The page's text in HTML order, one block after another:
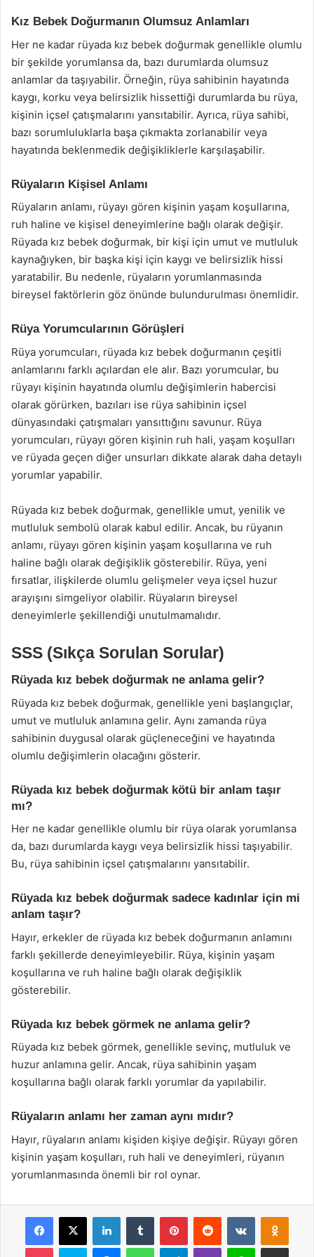
Kız Bebek Doğurmanın Olumsuz Anlamları
Her ne kadar rüyada kız bebek doğurmak genellikle olumlu
bir şekilde yorumlansa da, bazı durumlarda olumsuz
anlamlar da taşıyabilir. Örneğin, rüya sahibinin hayatında
kaygı, korku veya belirsizlik hissettiği durumlarda bu rüya,
kişinin içsel çatışmalarını yansıtabilir. Ayrıca, rüya sahibi,
bazı sorumluluklarla başa çıkmakta zorlanabilir veya
hayatında beklenmedik değişikliklerle karşılaşabilir.
Rüyaların Kişisel Anlamı
Rüyaların anlamı, rüyayı gören kişinin yaşam koşullarına,
ruh haline ve kişisel deneyimlerine bağlı olarak değişir.
Rüyada kız bebek doğurmak, bir kişi için umut ve mutluluk
kaynağıyken, bir başka kişi için kaygı ve belirsizlik hissi
yaratabilir. Bu nedenle, rüyaların yorumlanmasında
bireysel faktörlerin göz önünde bulundurulması önemlidir.
Rüya Yorumcularının Görüşleri
Rüya yorumcuları, rüyada kız bebek doğurmanın çeşitli
anlamlarını farklı açılardan ele alır. Bazı yorumcular, bu
rüyayı kişinin hayatında olumlu değişimlerin habercisi
olarak görürken, bazıları ise rüya sahibinin içsel
dünyasındaki çatışmaları yansıttığını savunur. Rüya
yorumcuları, rüyayı gören kişinin ruh hali, yaşam koşulları
ve rüyada geçen diğer unsurları dikkate alarak daha detaylı
yorumlar yapabilir.
Rüyada kız bebek doğurmak, genellikle umut, yenilik ve
mutluluk sembolü olarak kabul edilir. Ancak, bu rüyanın
anlamı, rüyayı gören kişinin yaşam koşullarına ve ruh
haline bağlı olarak değişiklik gösterebilir. Rüya, yeni
fırsatlar, ilişkilerde olumlu gelişmeler veya içsel huzur
arayışını simgeliyor olabilir. Rüyaların bireysel
deneyimlerle şekillendiği unutulmamalıdır.
SSS (Sıkça Sorulan Sorular)
Rüyada kız bebek doğurmak ne anlama gelir?
Rüyada kız bebek doğurmak, genellikle yeni başlangıçlar,
umut ve mutluluk anlamına gelir. Aynı zamanda rüya
sahibinin duygusal olarak güçleneceğini ve hayatında
olumlu değişimlerin olacağını gösterir.
Rüyada kız bebek doğurmak kötü bir anlam taşır
mı?
Her ne kadar genellikle olumlu bir rüya olarak yorumlansa
da, bazı durumlarda kaygı veya belirsizlik hissi taşıyabilir.
Bu, rüya sahibinin içsel çatışmalarını yansıtabilir.
Rüyada kız bebek doğurmak sadece kadınlar için mi
anlam taşır?
Hayır, erkekler de rüyada kız bebek doğurmanın anlamını
farklı şekillerde deneyimleyebilir. Rüya, kişinin yaşam
koşullarına ve ruh haline bağlı olarak değişiklik
gösterebilir.
Rüyada kız bebek görmek ne anlama gelir?
Rüyada kız bebek görmek, genellikle sevinç, mutluluk ve
huzur anlamına gelir. Ancak, rüya sahibinin yaşam
koşullarına bağlı olarak farklı yorumlar da yapılabilir.
Rüyaların anlamı her zaman aynı mıdır?
Hayır, rüyaların anlamı kişiden kişiye değişir. Rüyayı gören
kişinin yaşam koşulları, ruh hali ve deneyimleri, rüyanın
yorumlanmasında önemli bir rol oynar.
Facebook
X LinkedInTumblr PinterestReddit VKontakte
Pocket Skype MessengerWhatsAppTelegramViber Line E-Posta ile